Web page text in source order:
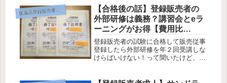
えします。この記事を読んでわかる事
（記事の内容）・マツモトキヨシの登
録...
医薬品登録販売者って何？
【合格後の話】登録販売者の
外部研修は義務？講習会とeラ
ーニングがお得【費用比
較】
登録販売者の試験に合格して販売従事
登録したら外部研修を年２回受講しな
けらばいけない！って聞いたけど、外